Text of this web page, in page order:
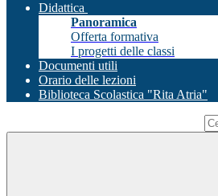
Didattica
Panoramica
Offerta formativa
I progetti delle classi
Documenti utili
Orario delle lezioni
Biblioteca Scolastica "Rita Atria"